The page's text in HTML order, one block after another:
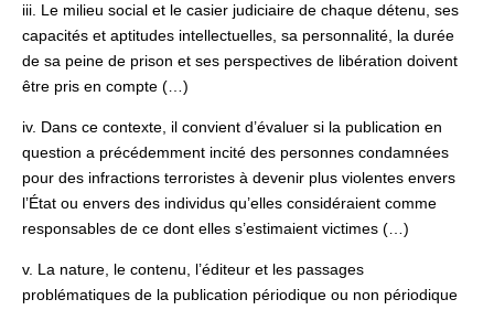
iii. Le milieu social et le casier judiciaire de chaque détenu, ses
capacités et aptitudes intellectuelles, sa personnalité, la durée
de sa peine de prison et ses perspectives de libération doivent
être pris en compte (…)
iv. Dans ce contexte, il convient d’évaluer si la publication en
question a précédemment incité des personnes condamnées
pour des infractions terroristes à devenir plus violentes envers
l’État ou envers des individus qu’elles considéraient comme
responsables de ce dont elles s’estimaient victimes (…)
v. La nature, le contenu, l’éditeur et les passages
problématiques de la publication périodique ou non périodique